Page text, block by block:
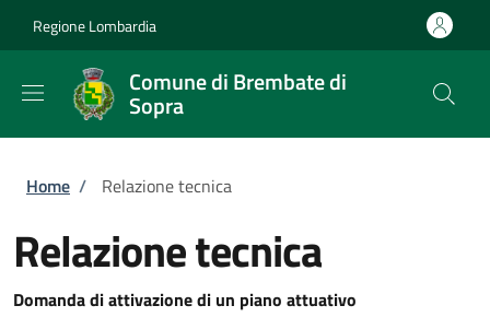
Regione Lombardia
Comune di Brembate di
Sopra
Briciole di pane
Home / Relazione tecnica
Relazione tecnica
Domanda di attivazione di un piano attuativo